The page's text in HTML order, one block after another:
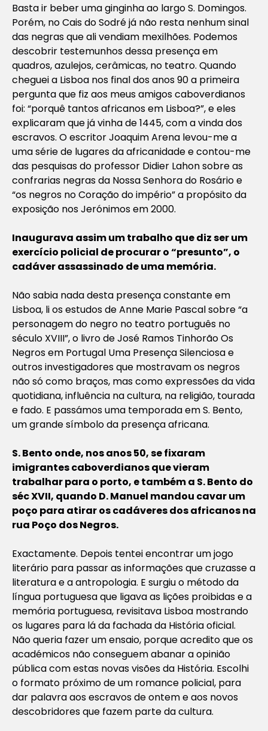
Basta ir beber uma ginginha ao largo S. Domingos.
Porém, no Cais do Sodré já não resta nenhum sinal
das negras que ali vendiam mexilhões. Podemos
descobrir testemunhos dessa presença em
quadros, azulejos, cerâmicas, no teatro. Quando
cheguei a Lisboa nos final dos anos 90 a primeira
pergunta que fiz aos meus amigos caboverdianos
foi: “porquê tantos africanos em Lisboa?”, e eles
explicaram que já vinha de 1445, com a vinda dos
escravos. O escritor Joaquim Arena levou-me a
uma série de lugares da africanidade e contou-me
das pesquisas do professor Didier Lahon sobre as
confrarias negras da Nossa Senhora do Rosário e
“os negros no Coração do império” a propósito da
exposição nos Jerónimos em 2000.
Inaugurava assim um trabalho que diz ser um
exercício policial de procurar o “presunto”, o
cadáver assassinado de uma memória.
Não sabia nada desta presença constante em
Lisboa, li os estudos de Anne Marie Pascal sobre “a
personagem do negro no teatro português no
século XVIII”, o livro de José Ramos Tinhorão Os
Negros em Portugal Uma Presença Silenciosa e
outros investigadores que mostravam os negros
não só como braços, mas como expressões da vida
quotidiana, influência na cultura, na religião, tourada
e fado. E passámos uma temporada em S. Bento,
um grande símbolo da presença africana.
S. Bento onde, nos anos 50, se fixaram
imigrantes caboverdianos que vieram
trabalhar para o porto, e também a S. Bento do
séc XVII, quando D. Manuel mandou cavar um
poço para atirar os cadáveres dos africanos na
rua Poço dos Negros.
Exactamente. Depois tentei encontrar um jogo
literário para passar as informações que cruzasse a
literatura e a antropologia. E surgiu o método da
língua portuguesa que ligava as lições proibidas e a
memória portuguesa, revisitava Lisboa mostrando
os lugares para lá da fachada da História oficial.
Não queria fazer um ensaio, porque acredito que os
académicos não conseguem abanar a opinião
pública com estas novas visões da História. Escolhi
o formato próximo de um romance policial, para
dar palavra aos escravos de ontem e aos novos
descobridores que fazem parte da cultura.